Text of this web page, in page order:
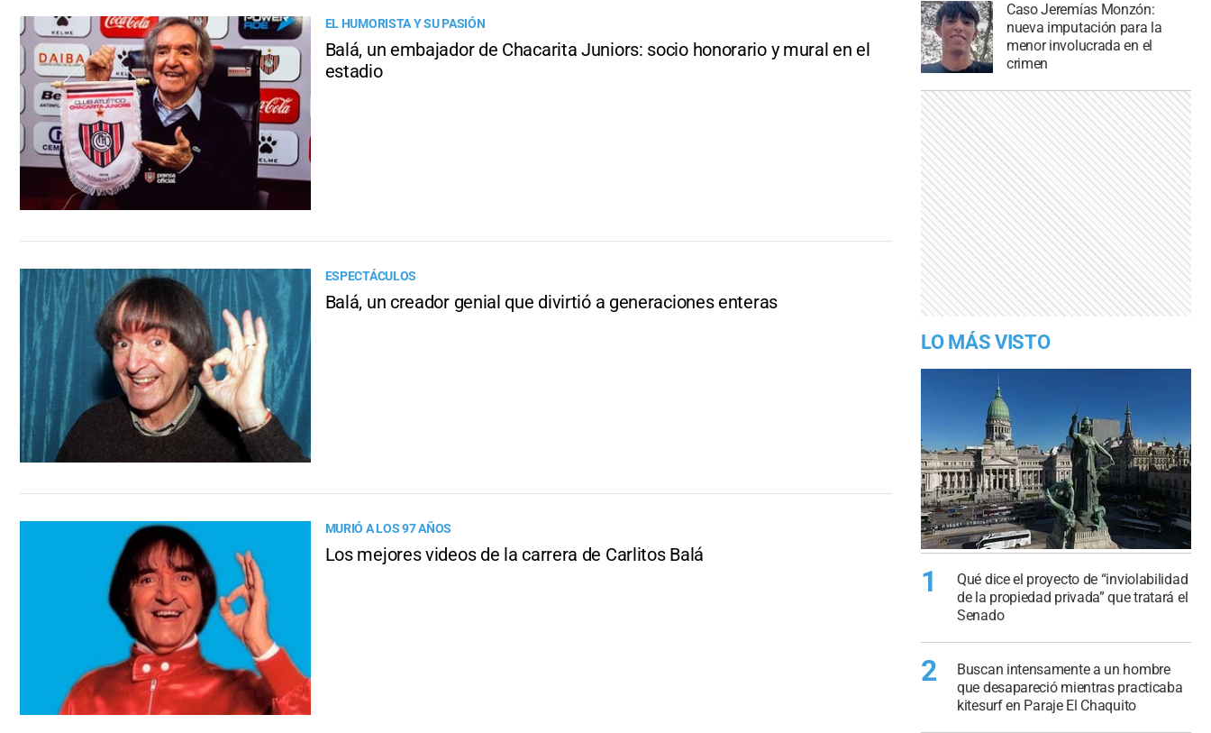
EL HUMORISTA Y SU PASIÓN
Balá, un embajador de Chacarita Juniors: socio honorario y mural en el
estadio
ESPECTÁCULOS
Balá, un creador genial que divirtió a generaciones enteras
MURIÓ A LOS 97 AÑOS
Los mejores videos de la carrera de Carlitos Balá
Caso Jeremías Monzón:
nueva imputación para la
menor involucrada en el
crimen
LO MÁS VISTO
1
Qué dice el proyecto de “inviolabilidad
de la propiedad privada” que tratará el
Senado
2
Buscan intensamente a un hombre
que desapareció mientras practicaba
kitesurf en Paraje El Chaquito